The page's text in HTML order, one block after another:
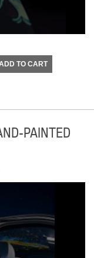
TO CART
PAINTED